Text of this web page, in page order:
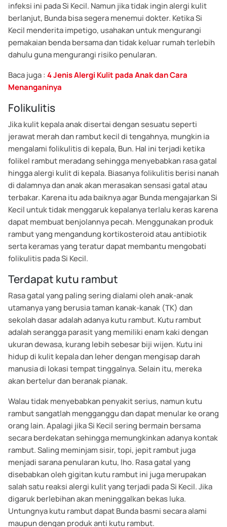
infeksi ini pada Si Kecil. Namun jika tidak ingin alergi kulit
berlanjut, Bunda bisa segera menemui dokter. Ketika Si
Kecil menderita impetigo, usahakan untuk mengurangi
pemakaian benda bersama dan tidak keluar rumah terlebih
dahulu guna mengurangi risiko penularan.
Baca juga :4 Jenis Alergi Kulit pada Anak dan Cara
Menanganinya
Folikulitis
Jika kulit kepala anak disertai dengan sesuatu seperti
jerawat merah dan rambut kecil di tengahnya, mungkin ia
mengalami folikulitis di kepala, Bun. Hal ini terjadi ketika
folikel rambut meradang sehingga menyebabkan rasa gatal
hingga alergi kulit di kepala. Biasanya folikulitis berisi nanah
di dalamnya dan anak akan merasakan sensasi gatal atau
terbakar. Karena itu ada baiknya agar Bunda mengajarkan Si
Kecil untuk tidak menggaruk kepalanya terlalu keras karena
dapat membuat benjolannya pecah. Menggunakan produk
rambut yang mengandung kortikosteroid atau antibiotik
serta keramas yang teratur dapat membantu mengobati
folikulitis pada Si Kecil.
Terdapat kutu rambut
Rasa gatal yang paling sering dialami oleh anak-anak
utamanya yang berusia taman kanak-kanak (TK) dan
sekolah dasar adalah adanya kutu rambut. Kutu rambut
adalah serangga parasit yang memiliki enam kaki dengan
ukuran dewasa, kurang lebih sebesar biji wijen. Kutu ini
hidup di kulit kepala dan leher dengan mengisap darah
manusia di lokasi tempat tinggalnya. Selain itu, mereka
akan bertelur dan beranak pianak.
Walau tidak menyebabkan penyakit serius, namun kutu
rambut sangatlah mengganggu dan dapat menular ke orang
orang lain. Apalagi jika Si Kecil sering bermain bersama
secara berdekatan sehingga memungkinkan adanya kontak
rambut. Saling meminjam sisir, topi, jepit rambut juga
menjadi sarana penularan kutu, lho. Rasa gatal yang
disebabkan oleh gigitan kutu rambut ini juga merupakan
salah satu reaksi alergi kulit yang terjadi pada Si Kecil. Jika
digaruk berlebihan akan meninggalkan bekas luka.
Untungnya kutu rambut dapat Bunda basmi secara alami
maupun dengan produk anti kutu rambut.